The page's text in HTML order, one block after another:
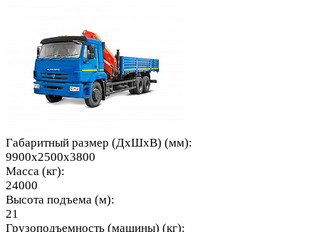
Габаритный размер (ДхШхВ) (мм):
9900x2500x3800
Масса (кг):
24000
Высота подъема (м):
21
Грузоподъемность (машины) (кг):